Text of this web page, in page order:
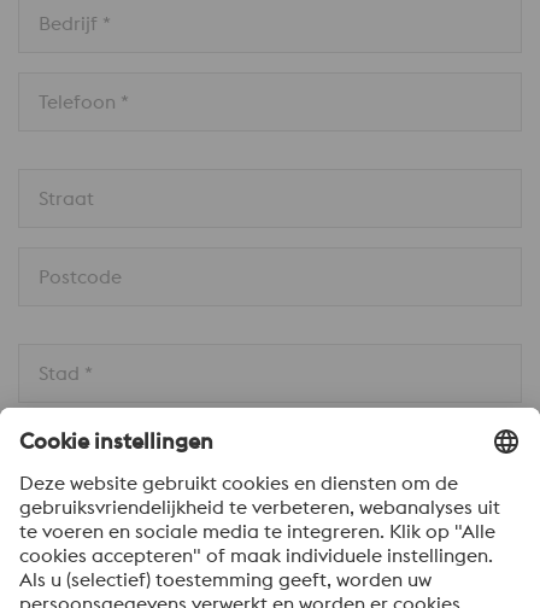
Bedrijf *
Telefoon *
Straat
Postcode
Stad *
Land *
Bericht *